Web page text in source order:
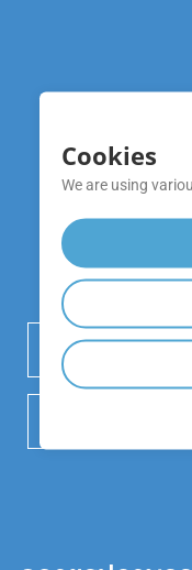
ห
Cookies
We are using